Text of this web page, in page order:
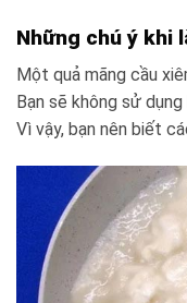
Những chú ý khi
Một quả mãng cầu
Bạn sẽ không sử
Vì vậy, bạn nên biết